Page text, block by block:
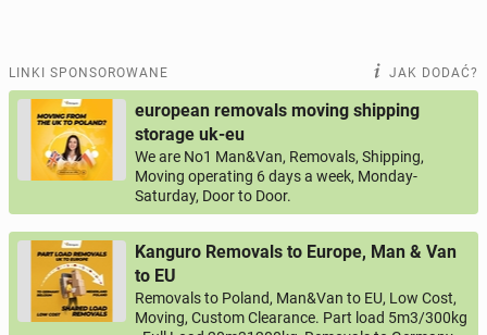
LINKI SPONSOROWANE JAK DODAĆ?
european removals moving shipping
storage uk-eu
We are No1 Man&Van, Removals, Shipping,
Moving operating 6 days a week, Monday-
Saturday, Door to Door.
Kanguro Removals to Europe, Man & Van
to EU
Removals to Poland, Man&Van to EU, Low Cost,
Moving, Custom Clearance. Part load 5m3/300kg